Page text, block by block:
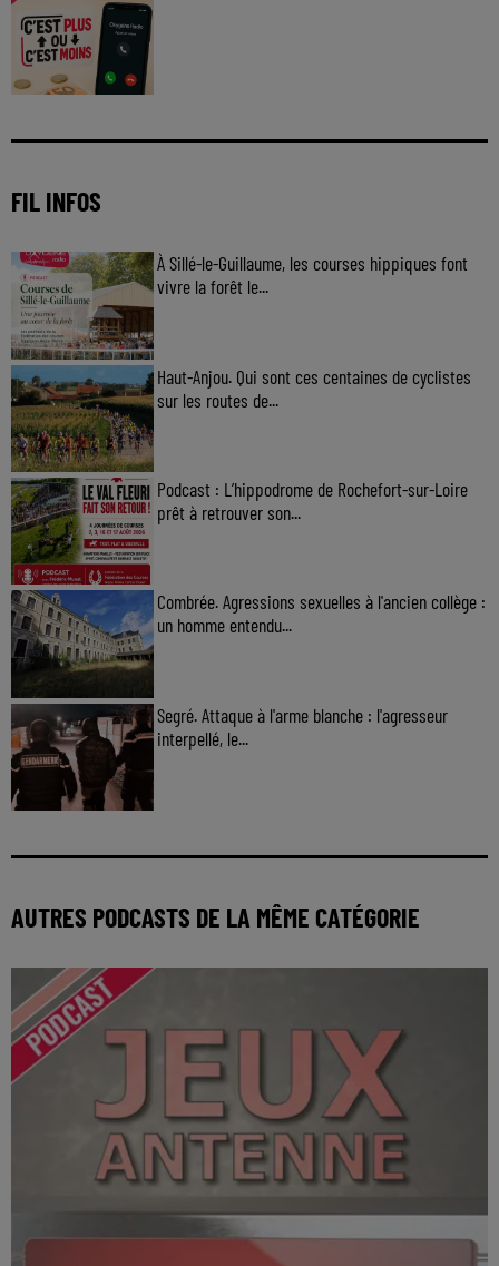
FIL INFOS
À Sillé-le-Guillaume, les courses hippiques font
vivre la forêt le...
Haut-Anjou. Qui sont ces centaines de cyclistes
sur les routes de...
Podcast : L’hippodrome de Rochefort-sur-Loire
prêt à retrouver son...
Combrée. Agressions sexuelles à l'ancien collège :
un homme entendu...
Segré. Attaque à l'arme blanche : l'agresseur
interpellé, le...
AUTRES PODCASTS DE LA MÊME CATÉGORIE